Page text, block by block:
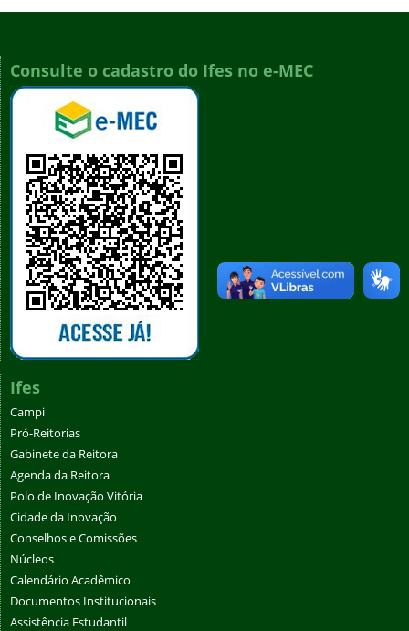
Consulte o cadastro do Ifes no e-MEC
Ifes
Campi
Pró-Reitorias
Gabinete da Reitora
Agenda da Reitora
Polo de Inovação Vitória
Cidade da Inovação
Conselhos e Comissões
Núcleos
Calendário Acadêmico
Documentos Institucionais
Assistência Estudantil